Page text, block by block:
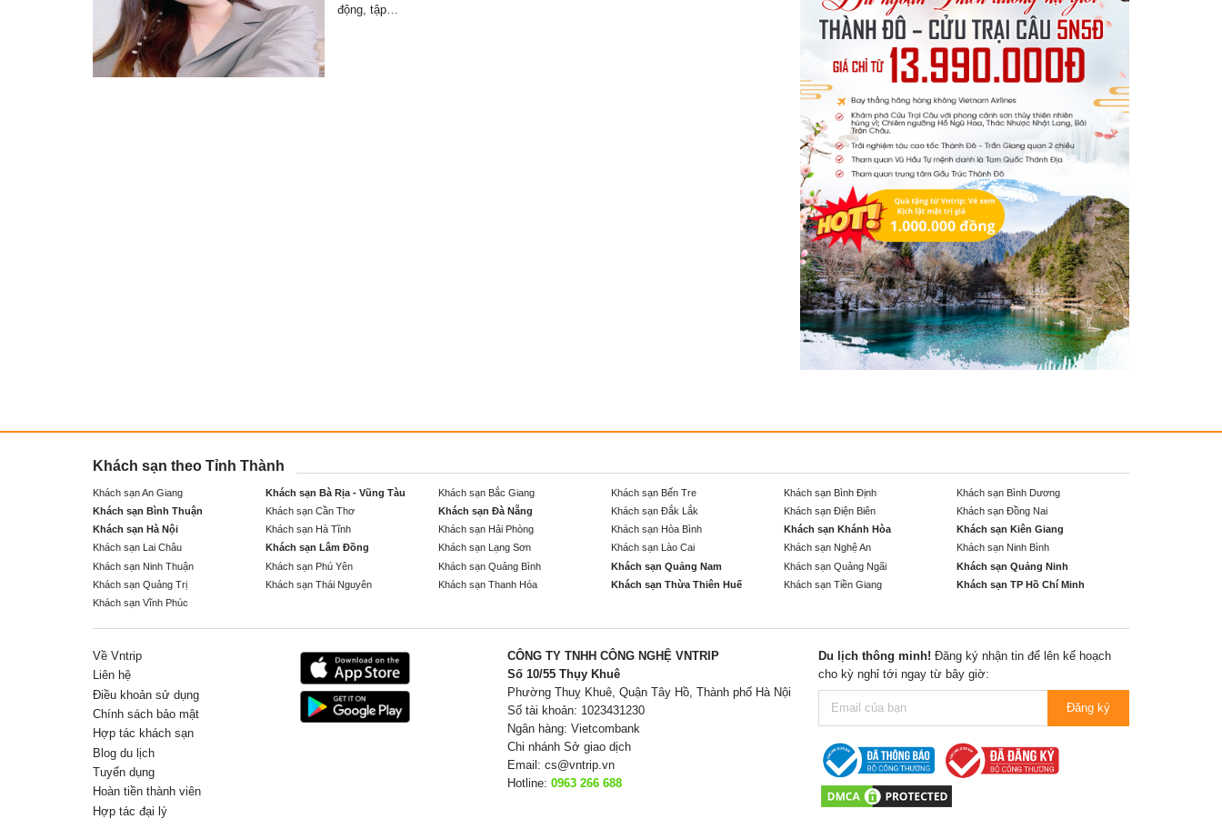
động, tập…
Khách sạn theo Tỉnh Thành
Khách sạn An Giang Khách sạn Bà Rịa - Vũng Tàu Khách sạn Bắc Giang Khách sạn Bến Tre Khách sạn Bình Định
Khách sạn Bình Dương
Khách sạn Bình Thuận
Khách sạn Cần Thơ Khách sạn Đà Nẵng Khách sạn Đắk Lắk Khách sạn Điện Biên
Khách sạn Đồng Nai
Khách sạn Hà Nội
Khách sạn Hà Tĩnh Khách sạn Hải Phòng Khách sạn Hòa Bình Khách sạn Khánh Hòa
Khách sạn Kiên Giang
Khách sạn Lai Châu
Khách sạn Lâm Đồng Khách sạn Lạng Sơn Khách sạn Lào Cai Khách sạn Nghệ An
Khách sạn Ninh Bình
Khách sạn Ninh Thuận
Khách sạn Phú Yên Khách sạn Quảng Bình Khách sạn Quảng Nam Khách sạn Quảng Ngãi
Khách sạn Quảng Ninh
Khách sạn Quảng Trị
Khách sạn Thái Nguyên Khách sạn Thanh Hóa Khách sạn Thừa Thiên Huế Khách sạn Tiền Giang
Khách sạn TP Hồ Chí Minh
Khách sạn Vĩnh Phúc
Về Vntrip
Liên hệ
Điều khoản sử dụng
Chính sách bảo mật
Hợp tác khách sạn
Blog du lịch
Tuyển dụng
Hoàn tiền thành viên
Hợp tác đại lý
CÔNG TY TNHH CÔNG NGHỆ VNTRIP
Số 10/55 Thụy Khuê
Phường Thuỵ Khuê, Quận Tây Hồ, Thành phố Hà Nội
Số tài khoản: 1023431230
Ngân hàng: Vietcombank
Chi nhánh Sở giao dịch
Email: cs@vntrip.vn
Hotline: 0963 266 688
Du lịch thông minh! Đăng ký nhận tin để lên kế hoạch
cho kỳ nghỉ tới ngay từ bây giờ:
Đăng ký